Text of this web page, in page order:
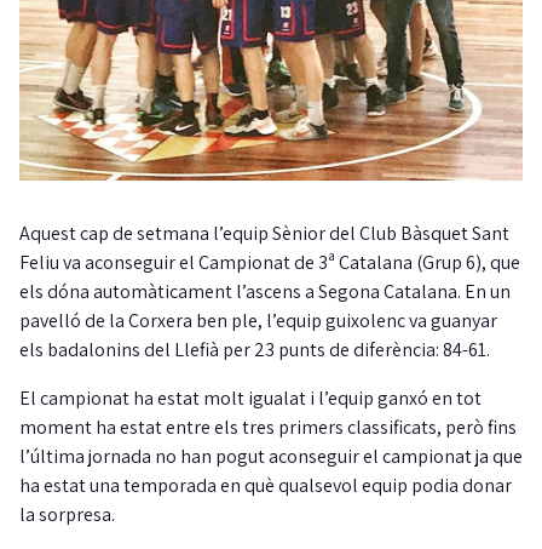
Aquest cap de setmana l’equip Sènior del Club Bàsquet Sant
Feliu va aconseguir el Campionat de 3ª Catalana (Grup 6), que
els dóna automàticament l’ascens a Segona Catalana. En un
pavelló de la Corxera ben ple, l’equip guixolenc va guanyar
els badalonins del Llefià per 23 punts de diferència: 84-61.
El campionat ha estat molt igualat i l’equip ganxó en tot
moment ha estat entre els tres primers classificats, però fins
l’última jornada no han pogut aconseguir el campionat ja que
ha estat una temporada en què qualsevol equip podia donar
la sorpresa.